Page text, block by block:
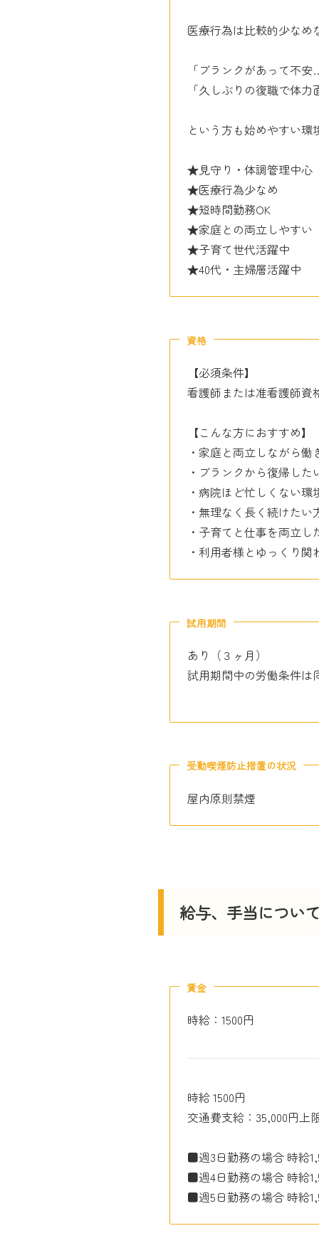
医療行為は比較的少なめ
「ブランクがあって不安
「久しぶりの復職で体力
という方も始めやすい環
★見守り・体調管理中心
★医療行為少なめ
★短時間勤務OK
★家庭との両立しやすい
★子育て世代活躍中
★40代・主婦層活躍中
資格
【必須条件】
看護師または准看護師資
【こんな方におすすめ】
・家庭と両立しながら働
・ブランクから復帰した
・病院ほど忙しくない環
・無理なく長く続けたい
・子育てと仕事を両立し
・利用者様とゆっくり関
試用期間
あり（３ヶ月）
試用期間中の労働条件は
受動喫煙防止措置の状況
屋内原則禁煙
給与、手当について
賃金
時給：1500円
時給 1500円
交通費支給：35,000円上
■週3日勤務の場合 時給
■週4日勤務の場合 時給
■週5日勤務の場合 時給